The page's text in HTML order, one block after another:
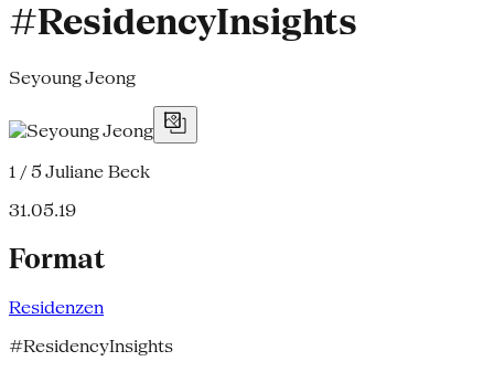
#ResidencyInsights
Seyoung Jeong
1 / 5 Juliane Beck
31.05.19
Format
Residenzen
#ResidencyInsights